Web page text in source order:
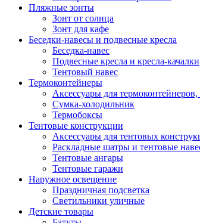
Пляжные зонты
Зонт от солнца
Зонт для кафе
Беседки-навесы и подвесные кресла
Беседка-навес
Подвесные кресла и кресла-качалки
Тентовый навес
Термоконтейнеры
Аксессуары для
Сумка-холодильник
Термобоксы
Тентовые конструкции
Аксессуары для тентовых
Раскладные шатры и тентовые
Тентовые ангары
Тентовые гаражи
Наружное освещение
Праздничная подсветка
Светильники уличные
Детские товары